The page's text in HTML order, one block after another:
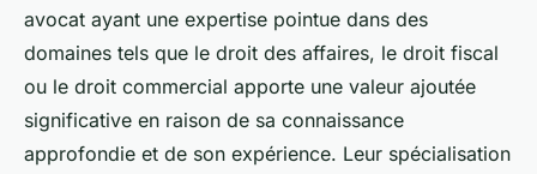
avocat ayant une expertise pointue dans des
domaines tels que le droit des affaires, le droit fiscal
ou le droit commercial apporte une valeur ajoutée
significative en raison de sa connaissance
approfondie et de son expérience. Leur spécialisation